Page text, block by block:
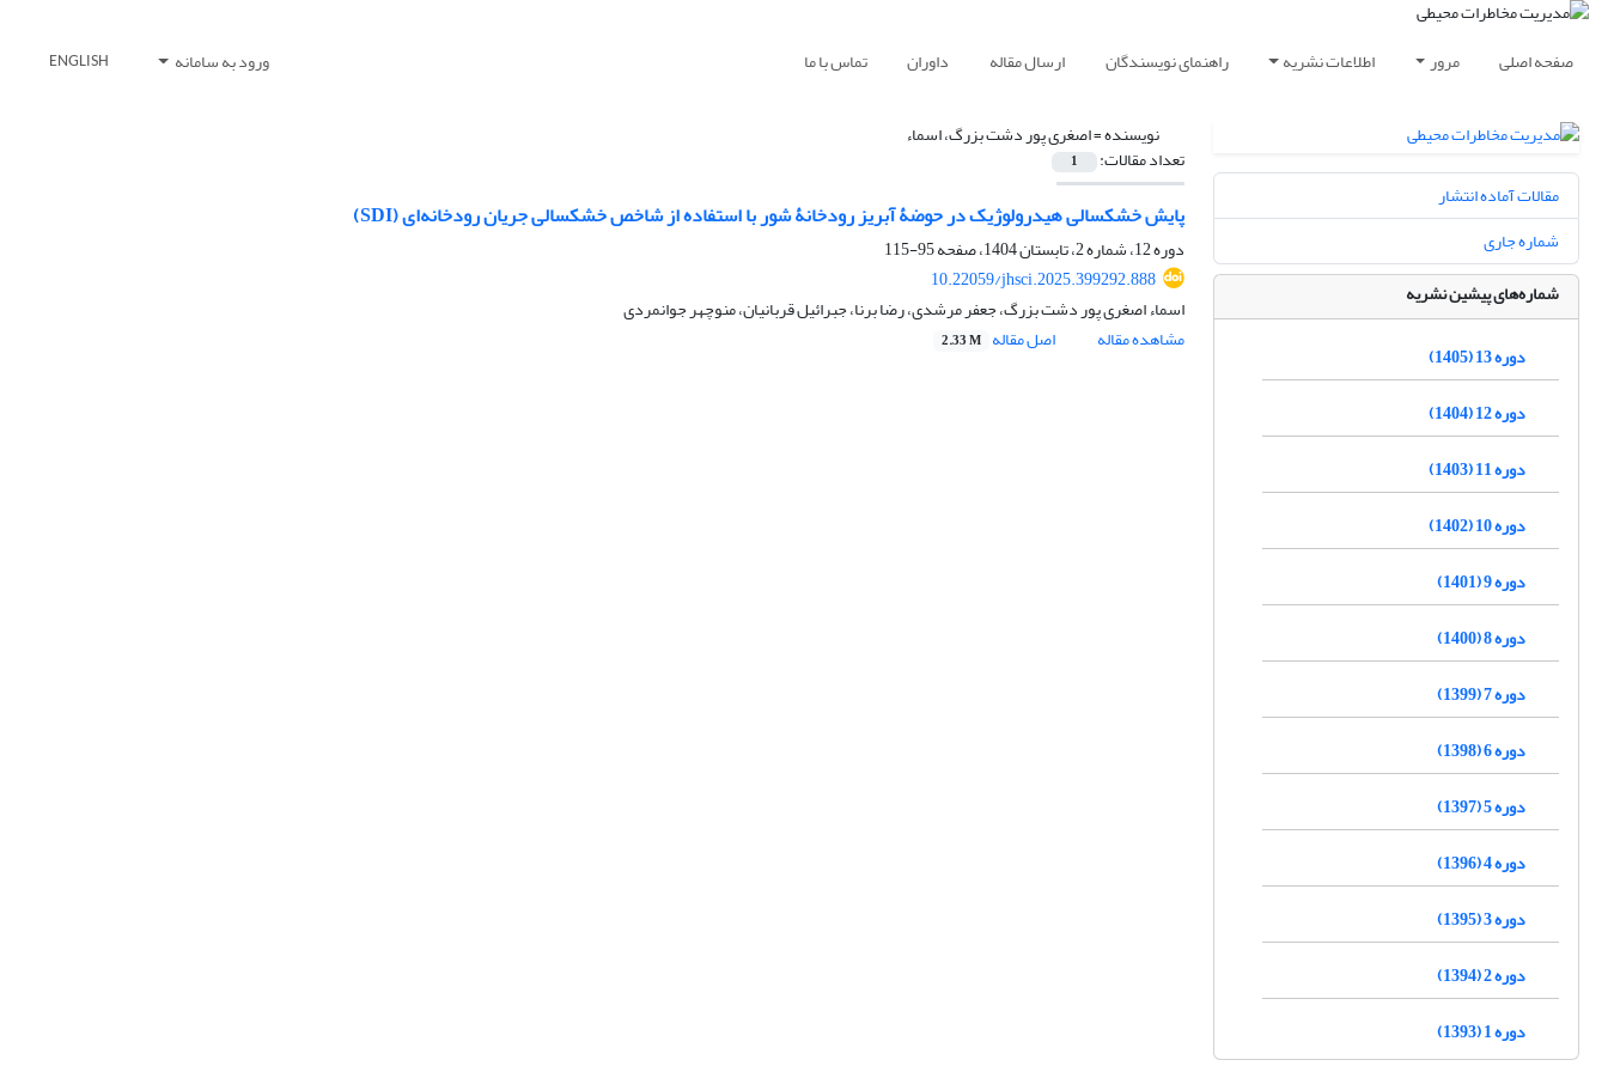
صفحه اصلی مرور اطلاعات نشریه راهنمای نویسندگان ارسال مقاله داوران تماس با ما ورود به سامانه ENGLISH
نویسنده =اصغری پور دشت بزرگ، اسماء
تعداد مقالات: 1
پایش خشکسالی هیدرولوژیک در حوضۀ آبریز رودخانۀ شور با استفاده از شاخص خشکسالی جریان رودخانه‌ای (SDI)
دوره 12، شماره 2، تابستان 1404، صفحه
95-115
10.22059/jhsci.2025.399292.888
اسماء اصغری پور دشت بزرگ، جعفر مرشدی، رضا برنا، جبرائیل قربانیان، منوچهر جوانمردی
مشاهده مقاله
اصل مقاله 2.33 M
مقالات آماده انتشار
شماره جاری
شماره‌های پیشین نشریه
دوره 13 (1405)
دوره 12 (1404)
دوره 11 (1403)
دوره 10 (1402)
دوره 9 (1401)
دوره 8 (1400)
دوره 7 (1399)
دوره 6 (1398)
دوره 5 (1397)
دوره 4 (1396)
دوره 3 (1395)
دوره 2 (1394)
دوره 1 (1393)